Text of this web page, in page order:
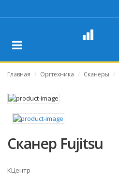
Главная / Оргтехника / Сканеры /
Сканер Fujitsu
КЦентр